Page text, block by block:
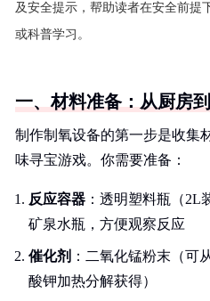
及安全提示，帮助读者在安全前提
或科普学习。
一、材料准备：从厨房
制作制氧设备的第一步是收集
味寻宝游戏。你需要准备：
反应容器 ：透明塑料瓶（2L
矿泉水瓶，方便观察反应
催化剂 ：二氧化锰粉末（可
酸钾加热分解获得）